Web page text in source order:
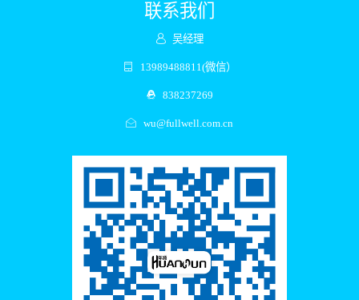
联系我们
吴经理
13989488811(微信）
838237269
wu@fullwell.com.cn